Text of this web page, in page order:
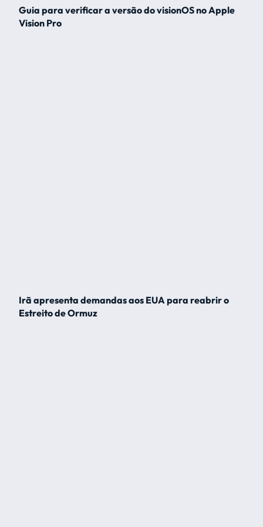
Guia para verificar a versão do visionOS no Apple
Vision Pro
Irã apresenta demandas aos EUA para reabrir o
Estreito de Ormuz